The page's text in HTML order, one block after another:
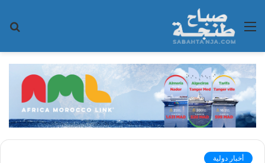
القائمة
أخبار دولية